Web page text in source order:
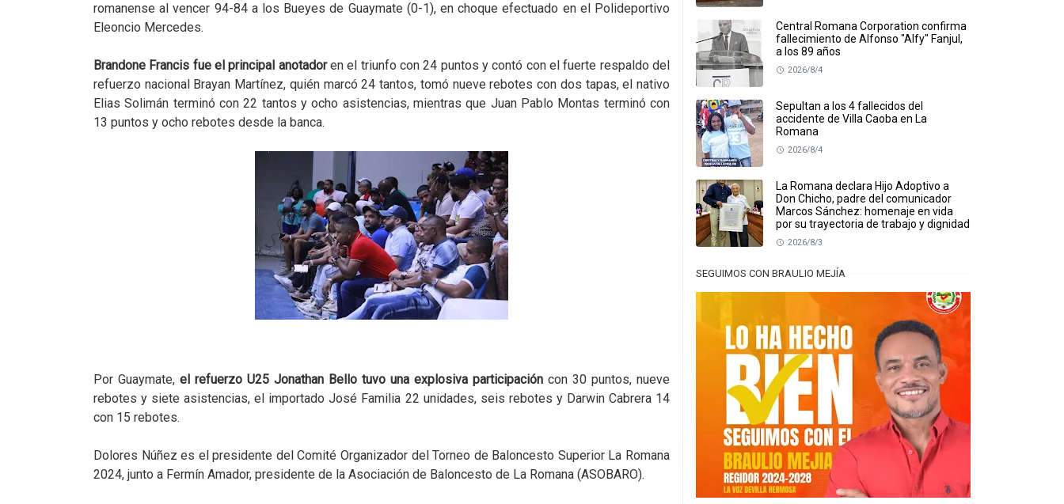
romanense al vencer 94-84 a los Bueyes de Guaymate (0-1), en choque efectuado en el Polideportivo
Eleoncio Mercedes.
Brandone Francis fue el principal anotadoren el triunfo con 24 puntos y contó con el fuerte respaldo del
refuerzo nacional Brayan Martínez, quién marcó 24 tantos, tomó nueve rebotes con dos tapas, el nativo
Elias Solimán terminó con 22 tantos y ocho asistencias, mientras que Juan Pablo Montas terminó con
13 puntos y ocho rebotes desde la banca.
Por Guaymate, el refuerzo U25 Jonathan Bello tuvo una explosiva participación con 30 puntos, nueve
rebotes y siete asistencias, el importado José Familia 22 unidades, seis rebotes y Darwin Cabrera 14
con 15 rebotes.
Dolores Núñez es el presidente del Comité Organizador del Torneo de Baloncesto Superior La Romana
2024, junto a Fermín Amador, presidente de la Asociación de Baloncesto de La Romana (ASOBARO).
Central Romana Corporation confirma
fallecimiento de Alfonso "Alfy" Fanjul,
a los 89 años
2026/8/4
Sepultan a los 4 fallecidos del
accidente de Villa Caoba en La
Romana
2026/8/4
La Romana declara Hijo Adoptivo a
Don Chicho, padre del comunicador
Marcos Sánchez: homenaje en vida
por su trayectoria de trabajo y dignidad
2026/8/3
SEGUIMOS CON BRAULIO MEJÍA